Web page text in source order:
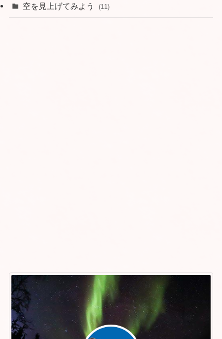
空を見上げてみよう (11)